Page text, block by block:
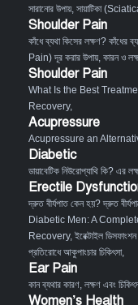
সারানোর উপায়, সায়াটিকা
Shoulder Pain
কাঁধে ব্যথা কিসের লক্ষণ? কাঁধের
Pain) দূর করার উপায়, কারন ও
Shoulder Pain
What Is the Best
Recovery,
Acupressure
Acupressure an
Diabetic
ডায়াবেটিক নিউরোপ্যাথি কি? এর
Erectile
দ্রুত বীর্যপাত কেন হয়? দ্রুত
Diabetic Men: A
Recovery, ইরেক্টাইল
প্রতিরোধে আকুপাংচার চিকিৎসা,
Ear Pain
কান ব্যথার কারণ, লক্ষণ এবং
Women’s Health